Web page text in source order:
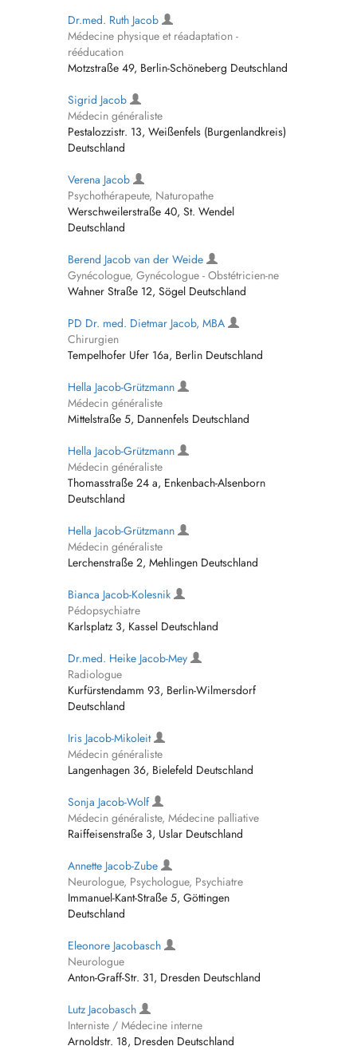
Dr.med. Ruth Jacob
Médecine physique et réadaptation -
rééducation
Motzstraße 49, Berlin-Schöneberg Deutschland
Sigrid Jacob
Médecin généraliste
Pestalozzistr. 13, Weißenfels (Burgenlandkreis)
Deutschland
Verena Jacob
Psychothérapeute, Naturopathe
Werschweilerstraße 40, St. Wendel
Deutschland
Berend Jacob van der Weide
Gynécologue, Gynécologue - Obstétricien-ne
Wahner Straße 12, Sögel Deutschland
PD Dr. med. Dietmar Jacob, MBA
Chirurgien
Tempelhofer Ufer 16a, Berlin Deutschland
Hella Jacob-Grützmann
Médecin généraliste
Mittelstraße 5, Dannenfels Deutschland
Hella Jacob-Grützmann
Médecin généraliste
Thomasstraße 24 a, Enkenbach-Alsenborn
Deutschland
Hella Jacob-Grützmann
Médecin généraliste
Lerchenstraße 2, Mehlingen Deutschland
Bianca Jacob-Kolesnik
Pédopsychiatre
Karlsplatz 3, Kassel Deutschland
Dr.med. Heike Jacob-Mey
Radiologue
Kurfürstendamm 93, Berlin-Wilmersdorf
Deutschland
Iris Jacob-Mikoleit
Médecin généraliste
Langenhagen 36, Bielefeld Deutschland
Sonja Jacob-Wolf
Médecin généraliste, Médecine palliative
Raiffeisenstraße 3, Uslar Deutschland
Annette Jacob-Zube
Neurologue, Psychologue, Psychiatre
Immanuel-Kant-Straße 5, Göttingen
Deutschland
Eleonore Jacobasch
Neurologue
Anton-Graff-Str. 31, Dresden Deutschland
Lutz Jacobasch
Interniste / Médecine interne
Arnoldstr. 18, Dresden Deutschland